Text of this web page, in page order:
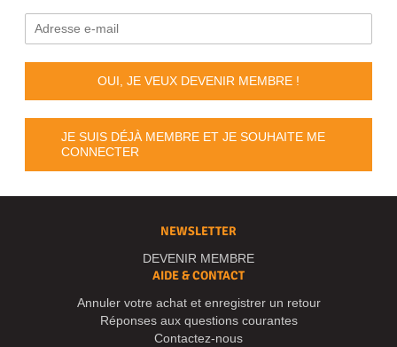
OUI, JE VEUX DEVENIR MEMBRE !
JE SUIS DÉJÀ MEMBRE ET JE SOUHAITE ME
CONNECTER
NEWSLETTER
DEVENIR MEMBRE
AIDE & CONTACT
Annuler votre achat et enregistrer un retour
Réponses aux questions courantes
Contactez-nous